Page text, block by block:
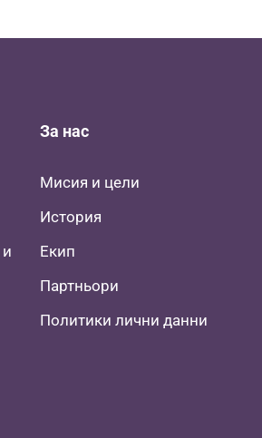
За нас
Мисия и цели
История
Екип
Партньори
Политики лични данни